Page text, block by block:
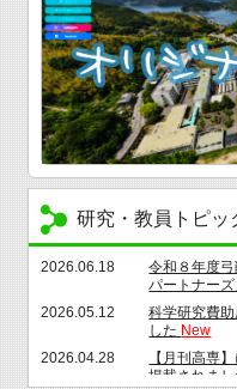
2026.07.16
海上輸送シ
審査発表会
2026.07.01
四国総体や
生、インタ
2026.07.01
令和８年度
2026.06.23
第５２回瀬
れました
研究・教員トピッ
2026.06.18
令和８年度
パートナー
2026.05.12
科学研究費
した New
2026.04.28
【月刊高専
掲載されまし